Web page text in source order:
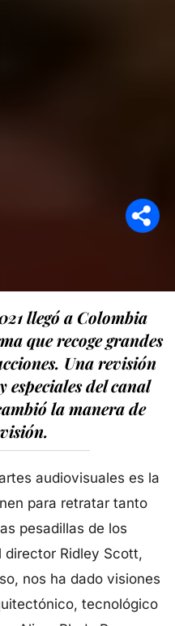
llegó a Colombia
que recoge grandes
Una revisión
especiales del canal
la manera de
audiovisuales es la
para retratar tanto
pesadillas de los
director Ridley Scott,
nos ha dado visiones
tecnológico